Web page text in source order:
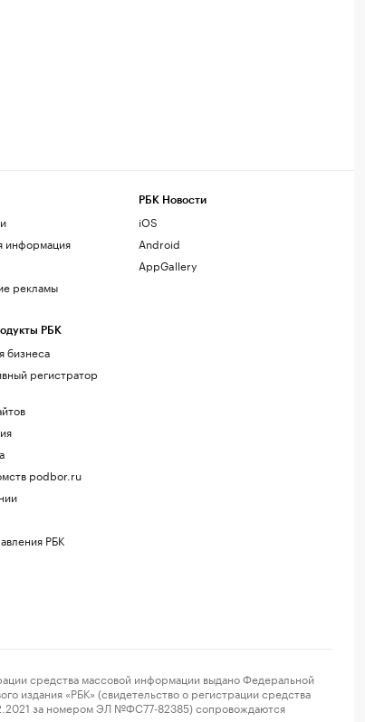
информация
рекламы
РБК
бизнеса
регистратор
podbor.ru
РБК
РБК Новости
iOS
Android
AppGallery
средства массовой информации выдано Федеральной
издания «РБК» (свидетельство о регистрации средства
за номером ЭЛ №ФС77-82385) сопровождаются